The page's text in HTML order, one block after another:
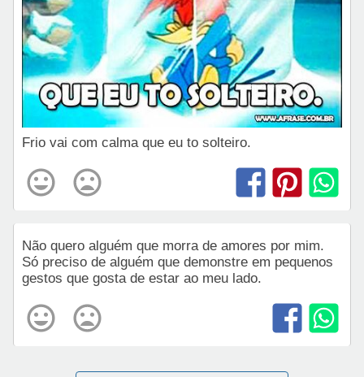
Frio vai com calma que eu to solteiro.
Não quero alguém que morra de amores por mim.
Só preciso de alguém que demonstre em pequenos
gestos que gosta de estar ao meu lado.